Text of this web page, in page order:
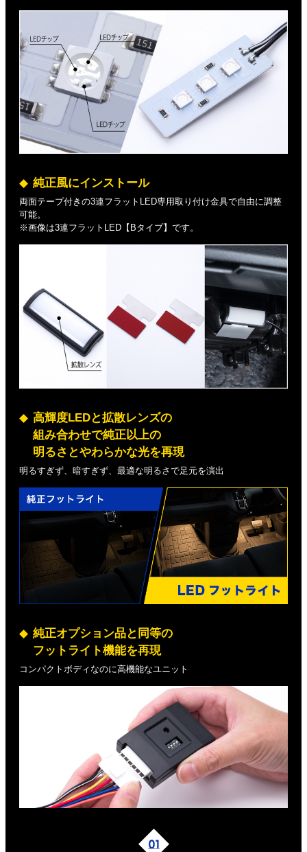
純正風にインストール
両面テープ付きの3連フラットLED専用取り付け金具で自由に調整
可能。
※画像は3連フラットLED【Bタイプ】です。
高輝度LEDと拡散レンズの
組み合わせで純正以上の
明るさとやわらかな光を再現
明るすぎず、暗すぎず、最適な明るさで足元を演出
純正オプション品と同等の
フットライト機能を再現
コンパクトボディなのに高機能なユニット